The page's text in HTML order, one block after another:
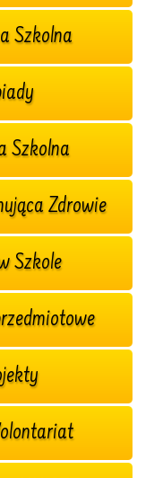
Szkolna
Szkolna
Zdrowie
Szkole